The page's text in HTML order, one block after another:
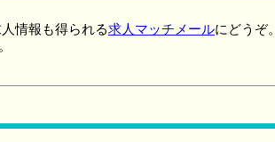
情報も得られる求人マッチメールにどうぞ。